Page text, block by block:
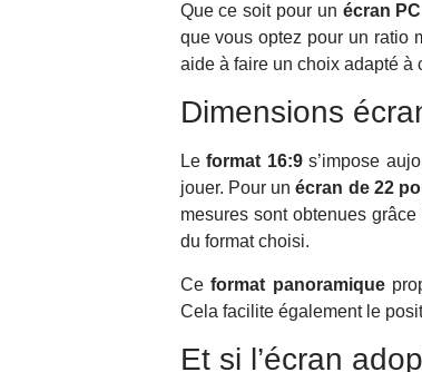
Que ce soit pour un écran PC
que vous optez pour un ratio
aide à faire un choix adapté à
Dimensions
Leformat 16:9s’impose
jouer. Pour unécran de 22
mesures sont obtenues
du format choisi.
Ceformat panoramique
Cela facilite également le
Et si l’écran